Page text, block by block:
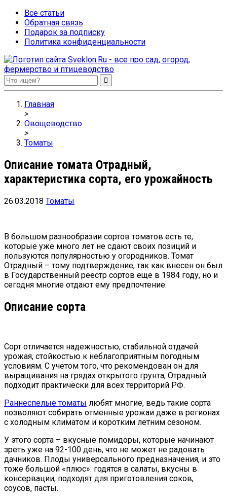
Все статьи
Обратная связь
Подарок за подписку
Политика конфиденциальности
Sveklon.Ru – все про сад, огород, фермерство и птицеводство
Главная
>
Овощеводство
>
Томаты
Описание томата Отрадный,
характеристика сорта, его урожайность
26.03.2018 Томаты
В большом разнообразии сортов томатов есть те,
которые уже много лет не сдают своих позиций и
пользуются популярностью у огородников. Томат
Отрадный – тому подтверждение, так как внесен он был
в Государственный реестр сортов еще в 1984 году, но и
сегодня многие отдают ему предпочтение.
Описание сорта
Сорт отличается надежностью, стабильной отдачей
урожая, стойкостью к неблагоприятным погодным
условиям. С учетом того, что рекомендован он для
выращивания на грядах открытого грунта, Отрадный
подходит практически для всех территорий РФ.
Раннеспелые томаты любят многие, ведь такие сорта
позволяют собирать отменные урожаи даже в регионах
с холодным климатом и коротким летним сезоном.
У этого сорта – вкусные помидоры, которые начинают
зреть уже на 92-100 день, что не может не радовать
дачников. Плоды универсального предназначения, и это
тоже большой «плюс»: годятся в салаты, вкусны в
консервации, подходят для приготовления соков,
соусов, пасты.